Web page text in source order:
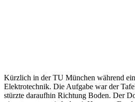
Kürzlich in der TU München während
Elektrotechnik. Die Aufgabe war der
stürzte daraufhin Richtung Boden. Der